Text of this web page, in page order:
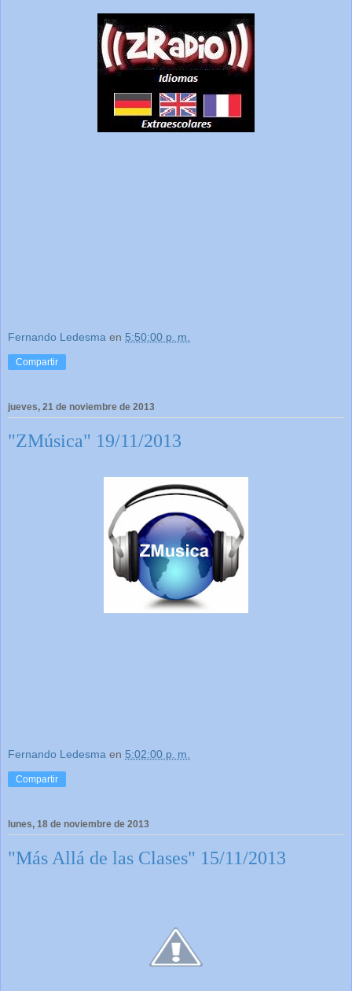
Fernando Ledesma en 5:50:00 p. m.
Compartir
jueves, 21 de noviembre de 2013
"ZMúsica" 19/11/2013
Fernando Ledesma en 5:02:00 p. m.
Compartir
lunes, 18 de noviembre de 2013
"Más Allá de las Clases" 15/11/2013